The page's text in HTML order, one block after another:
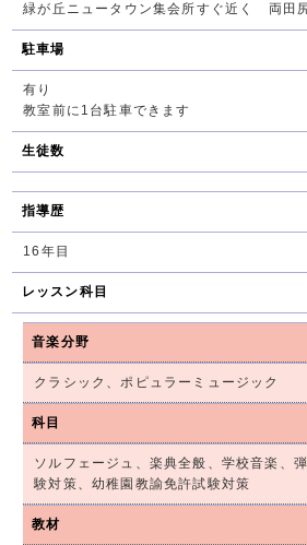
緑が丘ニュータウン集会所すぐ近く 両田
駐車場
有り
教室前に1台駐車できます
生徒数
指導歴
16年目
レッスン科目
音楽分野
クラシック、ポピュラーミュージック
科目
ソルフェージュ、楽典全般、学校音楽、
験対策、幼稚園教諭免許試験対策
教材